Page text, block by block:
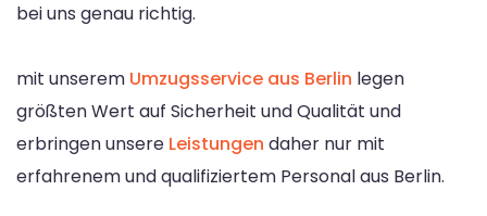
bei uns genau richtig.
mit unserem Umzugsservice aus Berlin legen
größten Wert auf Sicherheit und Qualität und
erbringen unsere Leistungen daher nur mit
erfahrenem und qualifiziertem Personal aus Berlin.